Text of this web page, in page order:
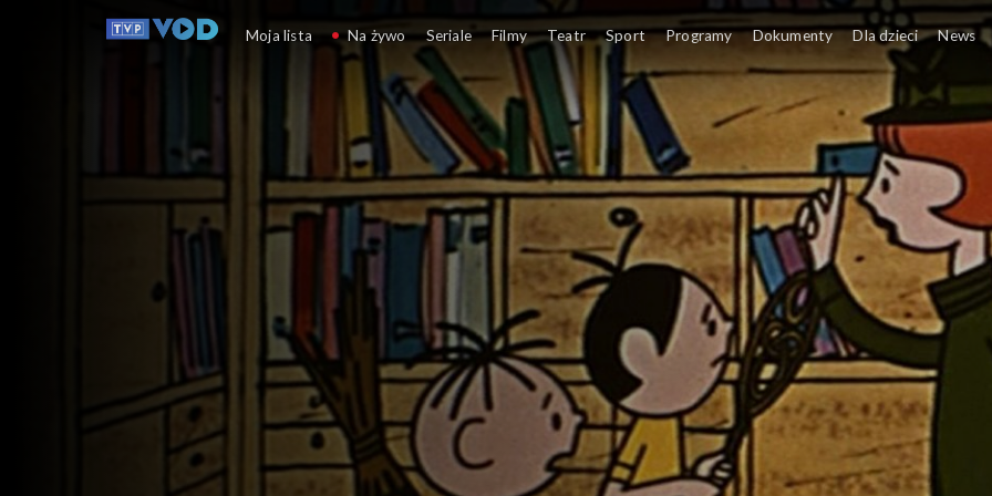
Moja lista Na żywo Seriale Filmy Teatr Sport Programy Dokumenty Dla dzieci News